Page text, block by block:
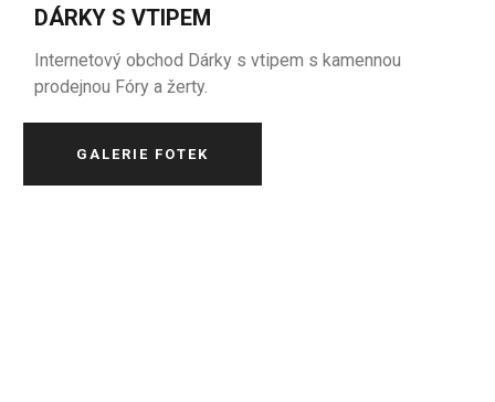
DÁRKY S VTIPEM
Internetový obchod Dárky s vtipem s kamennou
prodejnou Fóry a žerty.
GALERIE FOTEK